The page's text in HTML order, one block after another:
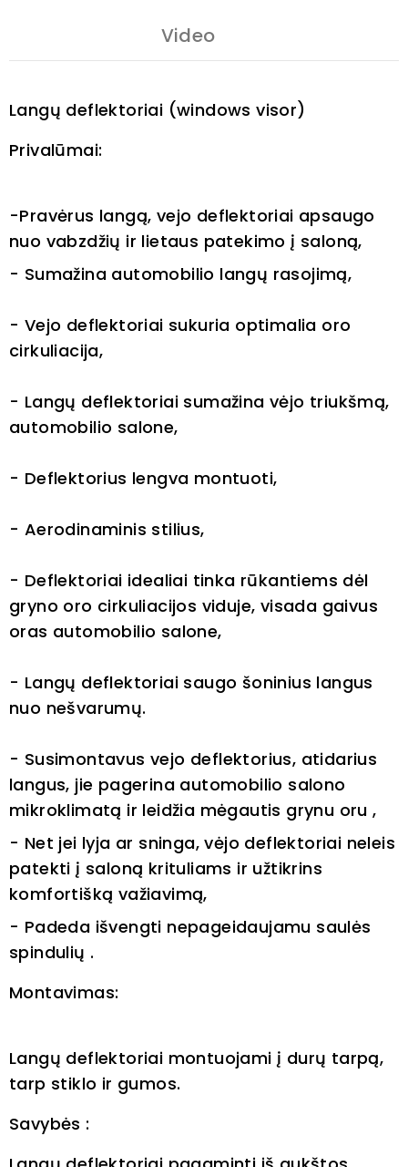
Video
Langų deflektoriai (windows visor)
Privalūmai:
-Pravėrus langą, vejo deflektoriai apsaugo
nuo vabzdžių ir lietaus patekimo į saloną,
- Sumažina automobilio langų rasojimą,
- Vejo deflektoriai sukuria optimalia oro
cirkuliacija,
- Langų deflektoriai sumažina vėjo triukšmą,
automobilio salone,
- Deflektorius lengva montuoti,
- Aerodinaminis stilius,
- Deflektoriai idealiai tinka rūkantiems dėl
gryno oro cirkuliacijos viduje, visada gaivus
oras automobilio salone,
- Langų deflektoriai saugo šoninius langus
nuo nešvarumų.
- Susimontavus vejo deflektorius, atidarius
langus, jie pagerina automobilio salono
mikroklimatą ir leidžia mėgautis grynu oru ,
- Net jei lyja ar sninga, vėjo deflektoriai neleis
patekti į saloną krituliams ir užtikrins
komfortišką važiavimą,
- Padeda išvengti nepageidaujamu saulės
spindulių .
Montavimas:
Langų deflektoriai montuojami į durų tarpą,
tarp stiklo ir gumos.
Savybės :